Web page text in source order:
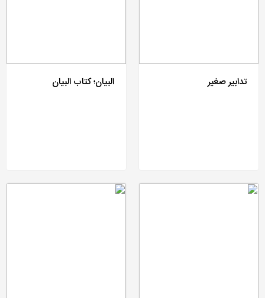
تدابیر صغیر البیان؛ کتاب البیان